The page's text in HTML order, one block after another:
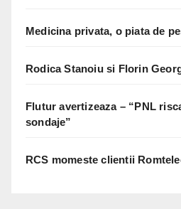
Medicina privata, o piata de
Rodica Stanoiu si Florin
Flutur avertizeaza – “PNL
sondaje”
RCS momeste clientii